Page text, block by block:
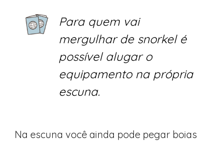
Para quem vai
mergulhar de snorkel é
possível alugar o
equipamento na própria
escuna.
Na escuna você ainda pode pegar boias